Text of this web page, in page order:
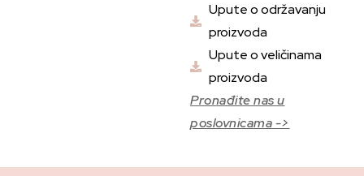
Upute o održavanju
proizvoda
Upute o veličinama
proizvoda
Pronađite nas u
poslovnicama ->